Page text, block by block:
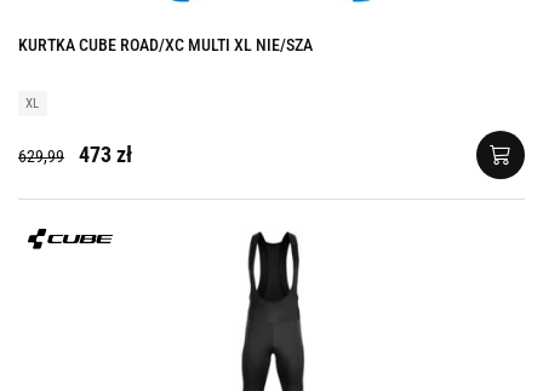
KURTKA CUBE ROAD/XC MULTI XL NIE/SZA
XL
629,99 473 zł